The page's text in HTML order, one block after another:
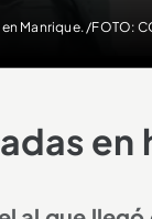
Manrique. /FOTO:
en